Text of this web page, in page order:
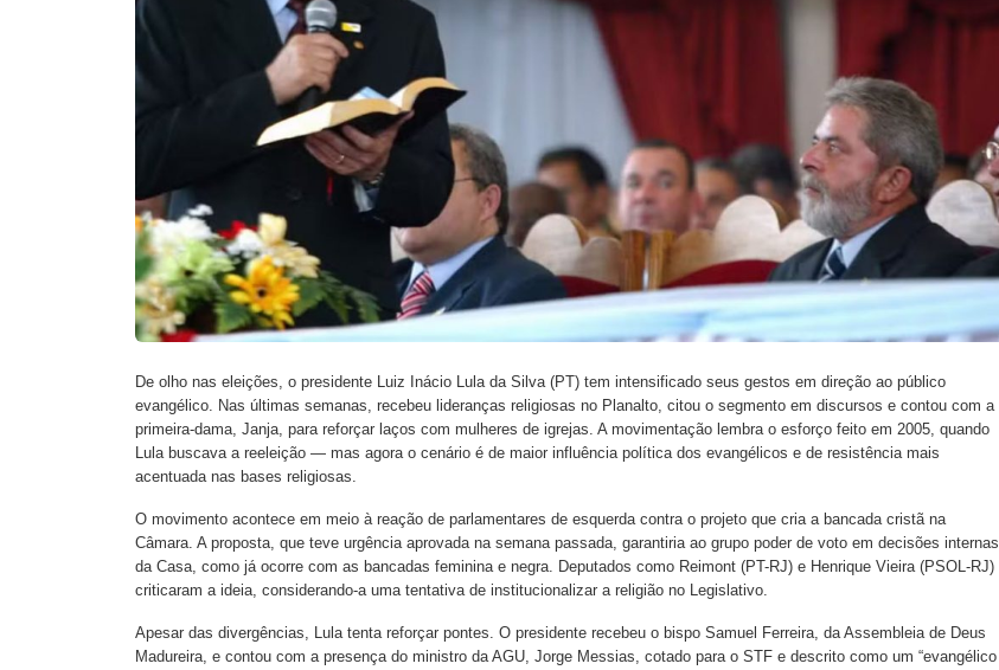
De olho nas eleições, o presidente Luiz Inácio Lula da Silva (PT) tem intensificado seus gestos em direção ao público
evangélico. Nas últimas semanas, recebeu lideranças religiosas no Planalto, citou o segmento em discursos e contou com a
primeira-dama, Janja, para reforçar laços com mulheres de igrejas. A movimentação lembra o esforço feito em 2005, quando
Lula buscava a reeleição — mas agora o cenário é de maior influência política dos evangélicos e de resistência mais
acentuada nas bases religiosas.
O movimento acontece em meio à reação de parlamentares de esquerda contra o projeto que cria a bancada cristã na
Câmara. A proposta, que teve urgência aprovada na semana passada, garantiria ao grupo poder de voto em decisões internas
da Casa, como já ocorre com as bancadas feminina e negra. Deputados como Reimont (PT-RJ) e Henrique Vieira (PSOL-RJ)
criticaram a ideia, considerando-a uma tentativa de institucionalizar a religião no Legislativo.
Apesar das divergências, Lula tenta reforçar pontes. O presidente recebeu o bispo Samuel Ferreira, da Assembleia de Deus
Madureira, e contou com a presença do ministro da AGU, Jorge Messias, cotado para o STF e descrito como um “evangélico